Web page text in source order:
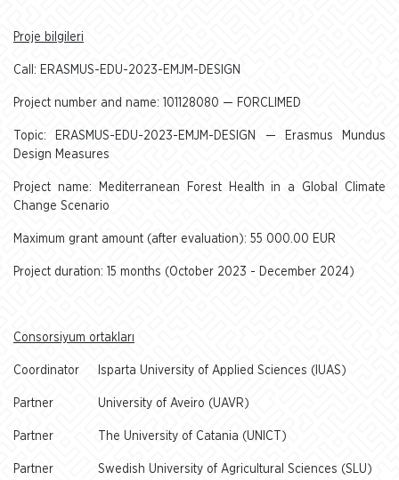
Proje bilgileri
Call: ERASMUS-EDU-2023-EMJM-DESIGN
Project number and name: 101128080 — FORCLIMED
Topic: ERASMUS-EDU-2023-EMJM-DESIGN — Erasmus Mundus
Design Measures
Project name: Mediterranean Forest Health in a Global Climate
Change Scenario
Maximum grant amount (after evaluation): 55 000.00 EUR
Project duration: 15 months (October 2023 - December 2024)
Consorsiyum ortakları
Coordinator Isparta University of Applied Sciences (IUAS)
Partner University of Aveiro (UAVR)
Partner The University of Catania (UNICT)
Partner Swedish University of Agricultural Sciences (SLU)